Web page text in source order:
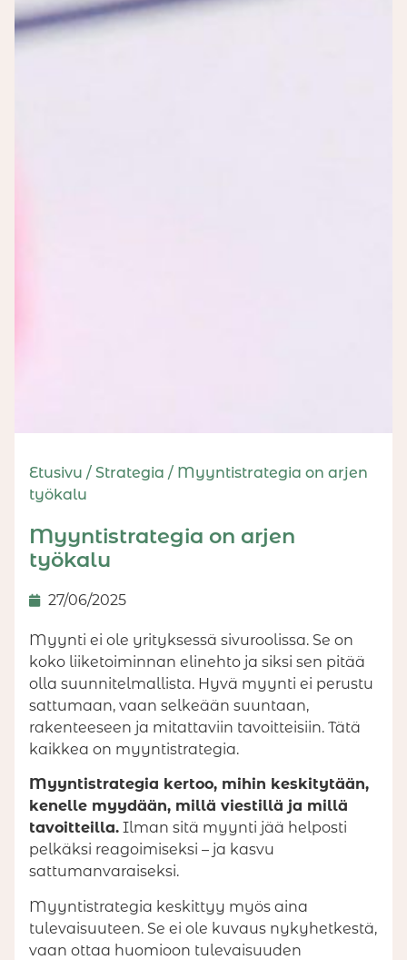
Etusivu / Strategia / Myyntistrategia on arjen
työkalu
Myyntistrategia on arjen
työkalu
27/06/2025
Myynti ei ole yrityksessä sivuroolissa. Se on
koko liiketoiminnan elinehto ja siksi sen pitää
olla suunnitelmallista. Hyvä myynti ei perustu
sattumaan, vaan selkeään suuntaan,
rakenteeseen ja mitattaviin tavoitteisiin. Tätä
kaikkea on myyntistrategia.
Myyntistrategia kertoo, mihin keskitytään,
kenelle myydään, millä viestillä ja millä
tavoitteilla. Ilman sitä myynti jää helposti
pelkäksi reagoimiseksi – ja kasvu
sattumanvaraiseksi.
Myyntistrategia keskittyy myös aina
tulevaisuuteen. Se ei ole kuvaus nykyhetkestä,
vaan ottaa huomioon tulevaisuuden